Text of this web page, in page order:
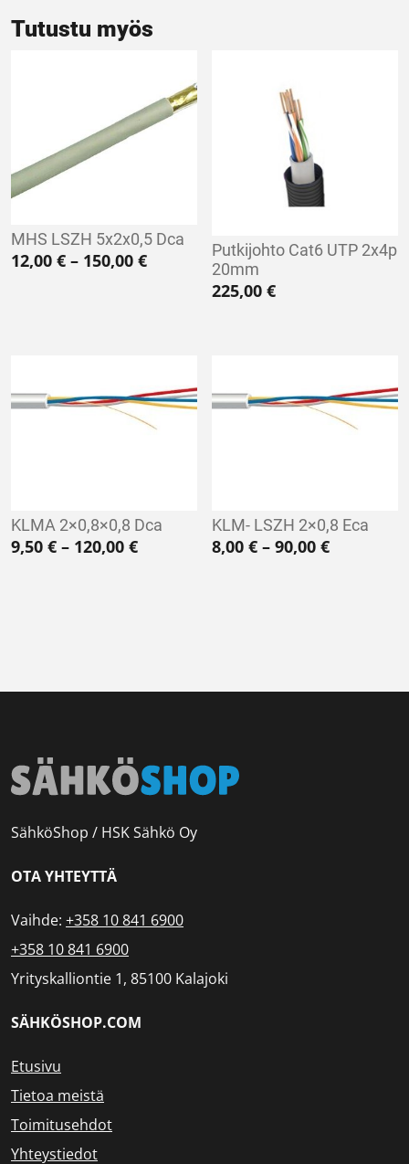
Tutustu myös
MHS LSZH 5x2x0,5 Dca
12,00 € – 150,00 €Hintaluokka: 12,00 € - 150,00 €
Putkijohto Cat6 UTP 2x4p
20mm
225,00€
KLMA 2×0,8×0,8 Dca
9,50 € – 120,00 €Hintaluokka: 9,50 € - 120,00 €
KLM- LSZH 2×0,8 Eca
8,00€ – 90,00€
SähköShop / HSK Sähkö Oy
OTA YHTEYTTÄ
Vaihde: +358 10 841 6900
+358 10 841 6900
Yrityskalliontie 1, 85100 Kalajoki
SÄHKÖSHOP.COM
Etusivu
Tietoa meistä
Toimitusehdot
Yhteystiedot